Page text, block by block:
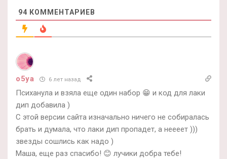
94 КОММЕНТАРИЕВ
o5ya 6 лет назад
Психанула и взяла еще один набор 😁 и код для лаки
дип добавила )
С этой версии сайта изначально ничего не собиралась
брать и думала, что лаки дип пропадет, а неееет )))
звезды сошлись как надо )
Маша, еще раз спасибо! 😊 лучики добра тебе!